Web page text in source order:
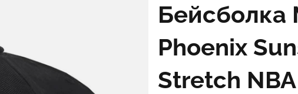
Бейсболка
Phoenix
Stretch